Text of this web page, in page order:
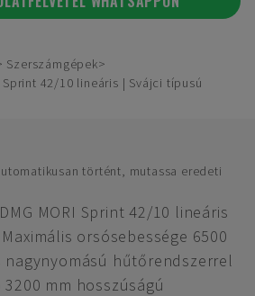
Szerszámgépek
42/10 lineáris | Svájci típusú
történt, mutassa eredeti
MORI Sprint 42/10 lineáris
orsósebessége 6500
nagynyomású hűtőrendszerrel
mm hosszúságú